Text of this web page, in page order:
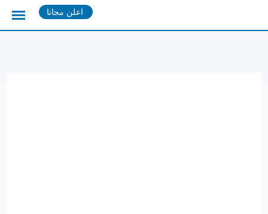
اعلن مجانا